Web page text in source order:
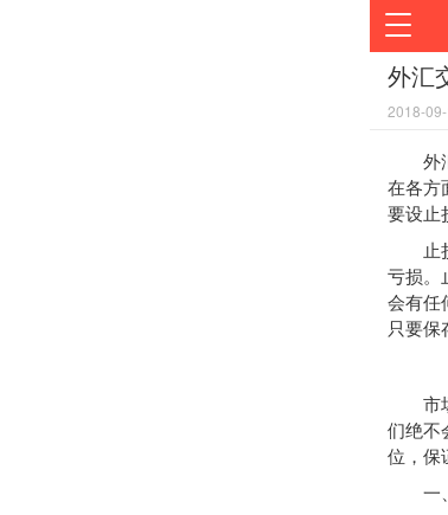
首
平
外汇
2018-
外汇
在各方
要设止
止损
亏损。
会有任
只要保
市场
们绝不
位，保
一、